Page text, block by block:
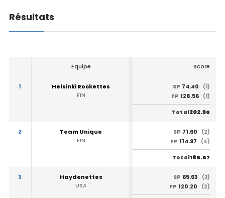
Résultats
Équipe Score
1
Helsinki Rockettes
FIN
SP 74.40
(1)
FP 128.56 (1)
Total202.96
2
Team Unique
FIN
SP 71.60
(2)
FP 114.97 (4)
Total186.57
3
Haydenettes
USA
SP 65.63
(3)
FP 120.20 (2)